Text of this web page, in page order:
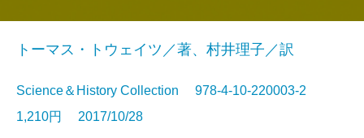
トーマス・トウェイツ／著、村井理子／訳
Science＆History Collection 978-4-10-220003-2
1,210円 2017/10/28